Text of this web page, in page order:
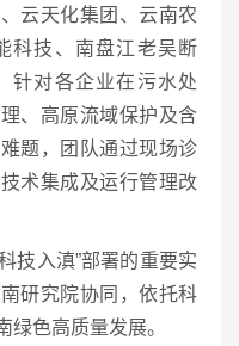
云天化集团、云南农
科技、南盘江老吴断
针对各企业在污水处
、高原流域保护及含
题，团队通过现场诊
术集成及运行管理改
技入滇”部署的重要实
研究院协同，依托科
绿色高质量发展。